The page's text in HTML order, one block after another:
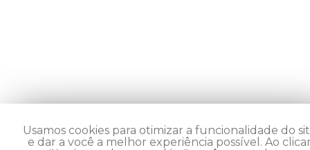
Usamos cookies para otimizar a funcionalidade do
e dar a você a melhor experiência possível. Ao